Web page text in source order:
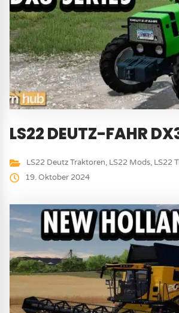
LS22 DEUTZ-FAHR
LS22 Deutz Traktoren, LS22 Mods, LS22
19. Oktober 2024